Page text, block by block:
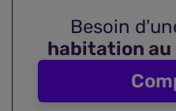
Besoin
habitation au